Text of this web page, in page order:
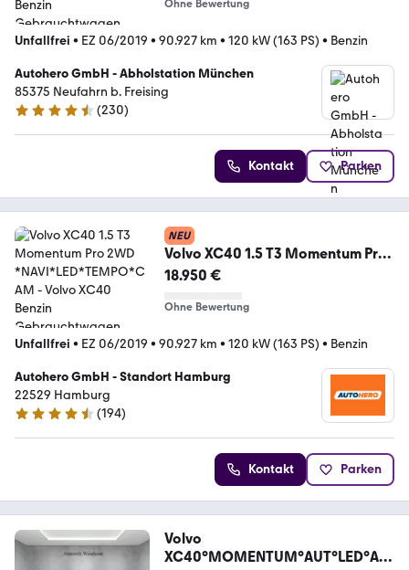
Ohne Bewertung
Unfallfrei • EZ 06/2019 • 90.927 km • 120 kW (163 PS) • Benzin
Autohero GmbH - Abholstation München
85375 Neufahrn b. Freising
4.4 Sterne
(230)
Kontakt Parken
NEU
Volvo XC40 1.5 T3 Momentum Pro
2WD *NAVI*LED*TEMPO*CAM
18.950 €
Ohne Bewertung
Unfallfrei • EZ 06/2019 • 90.927 km • 120 kW (163 PS) • Benzin
Autohero GmbH - Standort Hamburg
22529 Hamburg
4.6 Sterne
(194)
Kontakt Parken
Volvo
XC40°MOMENTUM°AUT°LED°AH